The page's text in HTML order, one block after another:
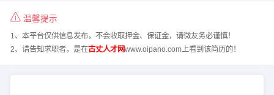
温馨提示
1、本平台仅供信息发布，不会收取押金、保证金，请微友务必谨慎！
2、请告知求职者，是在古丈人才网www.oipano.com上看到该简历的！